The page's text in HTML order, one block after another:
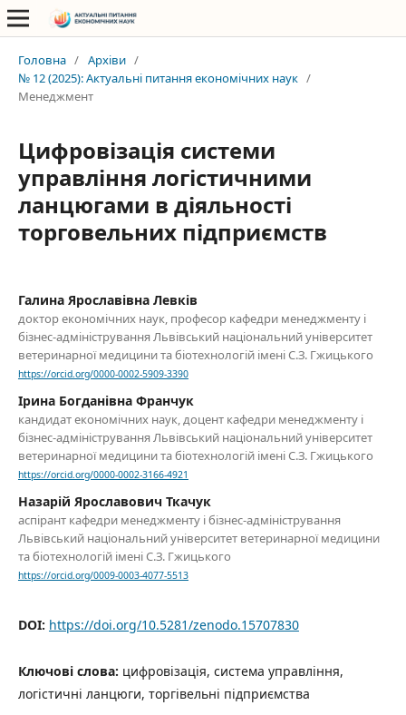
Головна / Архіви /
№ 12 (2025): Актуальні питання економічних наук /
Менеджмент
Цифровізація системи
управління логістичними
ланцюгами в діяльності
торговельних підприємств
Галина Ярославівна Левків
доктор економічних наук, професор кафедри менеджменту і
бізнес-адміністрування Львівський національний університет
ветеринарної медицини та біотехнологій імені С.З. Гжицького
https://orcid.org/0000-0002-5909-3390
Ірина Богданівна Франчук
кандидат економічних наук, доцент кафедри менеджменту і
бізнес-адміністрування Львівський національний університет
ветеринарної медицини та біотехнологій імені С.З. Гжицького
https://orcid.org/0000-0002-3166-4921
Назарій Ярославович Ткачук
аспірант кафедри менеджменту і бізнес-адміністрування
Львівський національний університет ветеринарної медицини
та біотехнологій імені С.З. Гжицького
https://orcid.org/0009-0003-4077-5513
DOI: https://doi.org/10.5281/zenodo.15707830
Ключові слова: цифровізація, система управління,
логістичні ланцюги, торгівельні підприємства